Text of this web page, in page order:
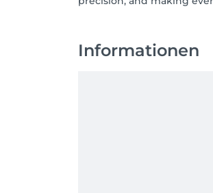
Informationen